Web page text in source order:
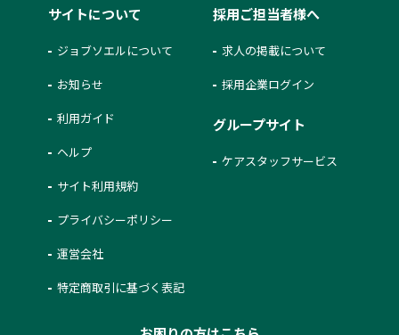
サイトについて
ジョブソエルについて
お知らせ
利用ガイド
ヘルプ
サイト利用規約
プライバシーポリシー
運営会社
特定商取引に基づく表記
採用ご担当者様へ
求人の掲載について
採用企業ログイン
グループサイト
ケアスタッフサービス